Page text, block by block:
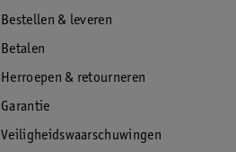
Bestellen & leveren
Betalen
Herroepen & retourneren
Garantie
Veiligheidswaarschuwingen